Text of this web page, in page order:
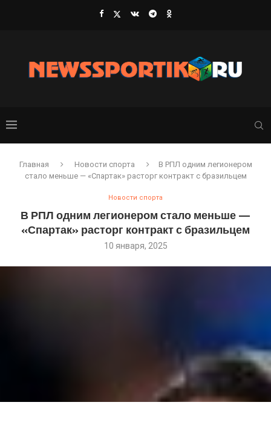
Главная Новости спорта
В РПЛ одним легионером
стало меньше — «Спартак» расторг контракт с бразильцем
Новости спорта
В РПЛ одним легионером стало меньше —
«Спартак» расторг контракт с бразильцем
10 января, 2025